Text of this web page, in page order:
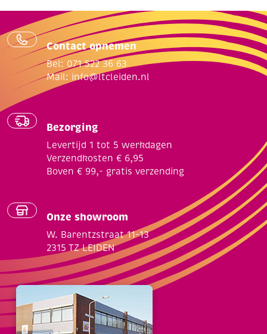
Contact opnemen
Bel: 071 522 36 63
Mail: info@ltcleiden.nl
Bezorging
Levertijd 1 tot 5 werkdagen
Verzendkosten € 6,95
Boven € 99,- gratis verzending
Onze showroom
W. Barentzstraat 11-13
2315 TZ LEIDEN